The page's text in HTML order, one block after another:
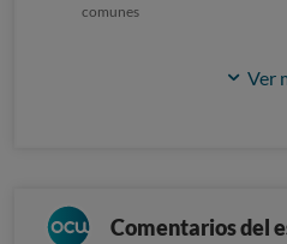
comunes
Ver
Comentarios del